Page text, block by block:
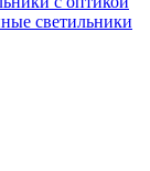
светильники